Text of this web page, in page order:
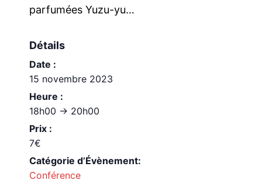
parfumées Yuzu-yu…
Détails
Date :
15 novembre 2023
Heure :
18h00 -> 20h00
Prix :
7€
Catégorie d’Évènement:
Conférence